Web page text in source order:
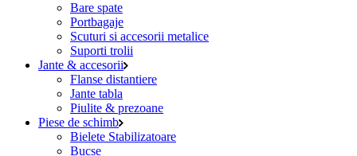
Bare spate
Portbagaje
Scuturi si accesorii metalice
Suporti trolii
Jante & accesorii
Flanse distantiere
Jante tabla
Piulite & prezoane
Piese de schimb
Bielete Stabilizatoare
Bucse